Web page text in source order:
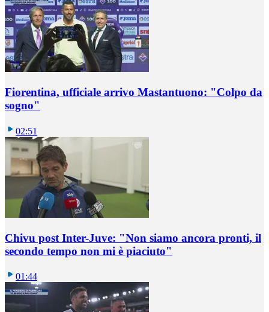
Fiorentina, ufficiale arrivo Mastantuono: "Colpo da
sogno"
02:51
Chivu post Inter-Juve: "Non siamo ancora pronti, il
secondo tempo non mi è piaciuto"
01:44